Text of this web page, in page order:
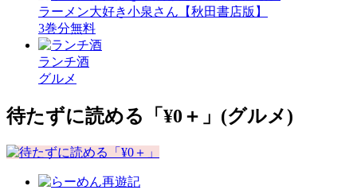
ラーメン大好き小泉さん【秋田書店版】
3巻分無料
ランチ酒
グルメ
待たずに読める「¥0＋」 (グルメ)